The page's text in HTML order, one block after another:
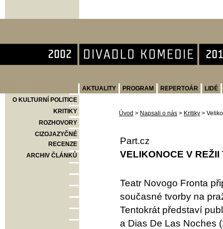
AKTUALITY PROGRAM REPERTOÁR
LIDÉ
O KULTURNÍ POLITICE
KRITIKY
ROZHOVORY
CIZOJAZYČNÉ
RECENZE
ARCHIV ČLÁNKŮ
Úvod > Napsali o nás > Kritiky >
Part.cz
VELIKONOCE V
Teatr Novogo Fronta
současné tvorby na
Tentokrát představí
a Dias De Las Noches